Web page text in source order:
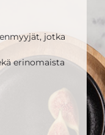
jotka
erinomaista